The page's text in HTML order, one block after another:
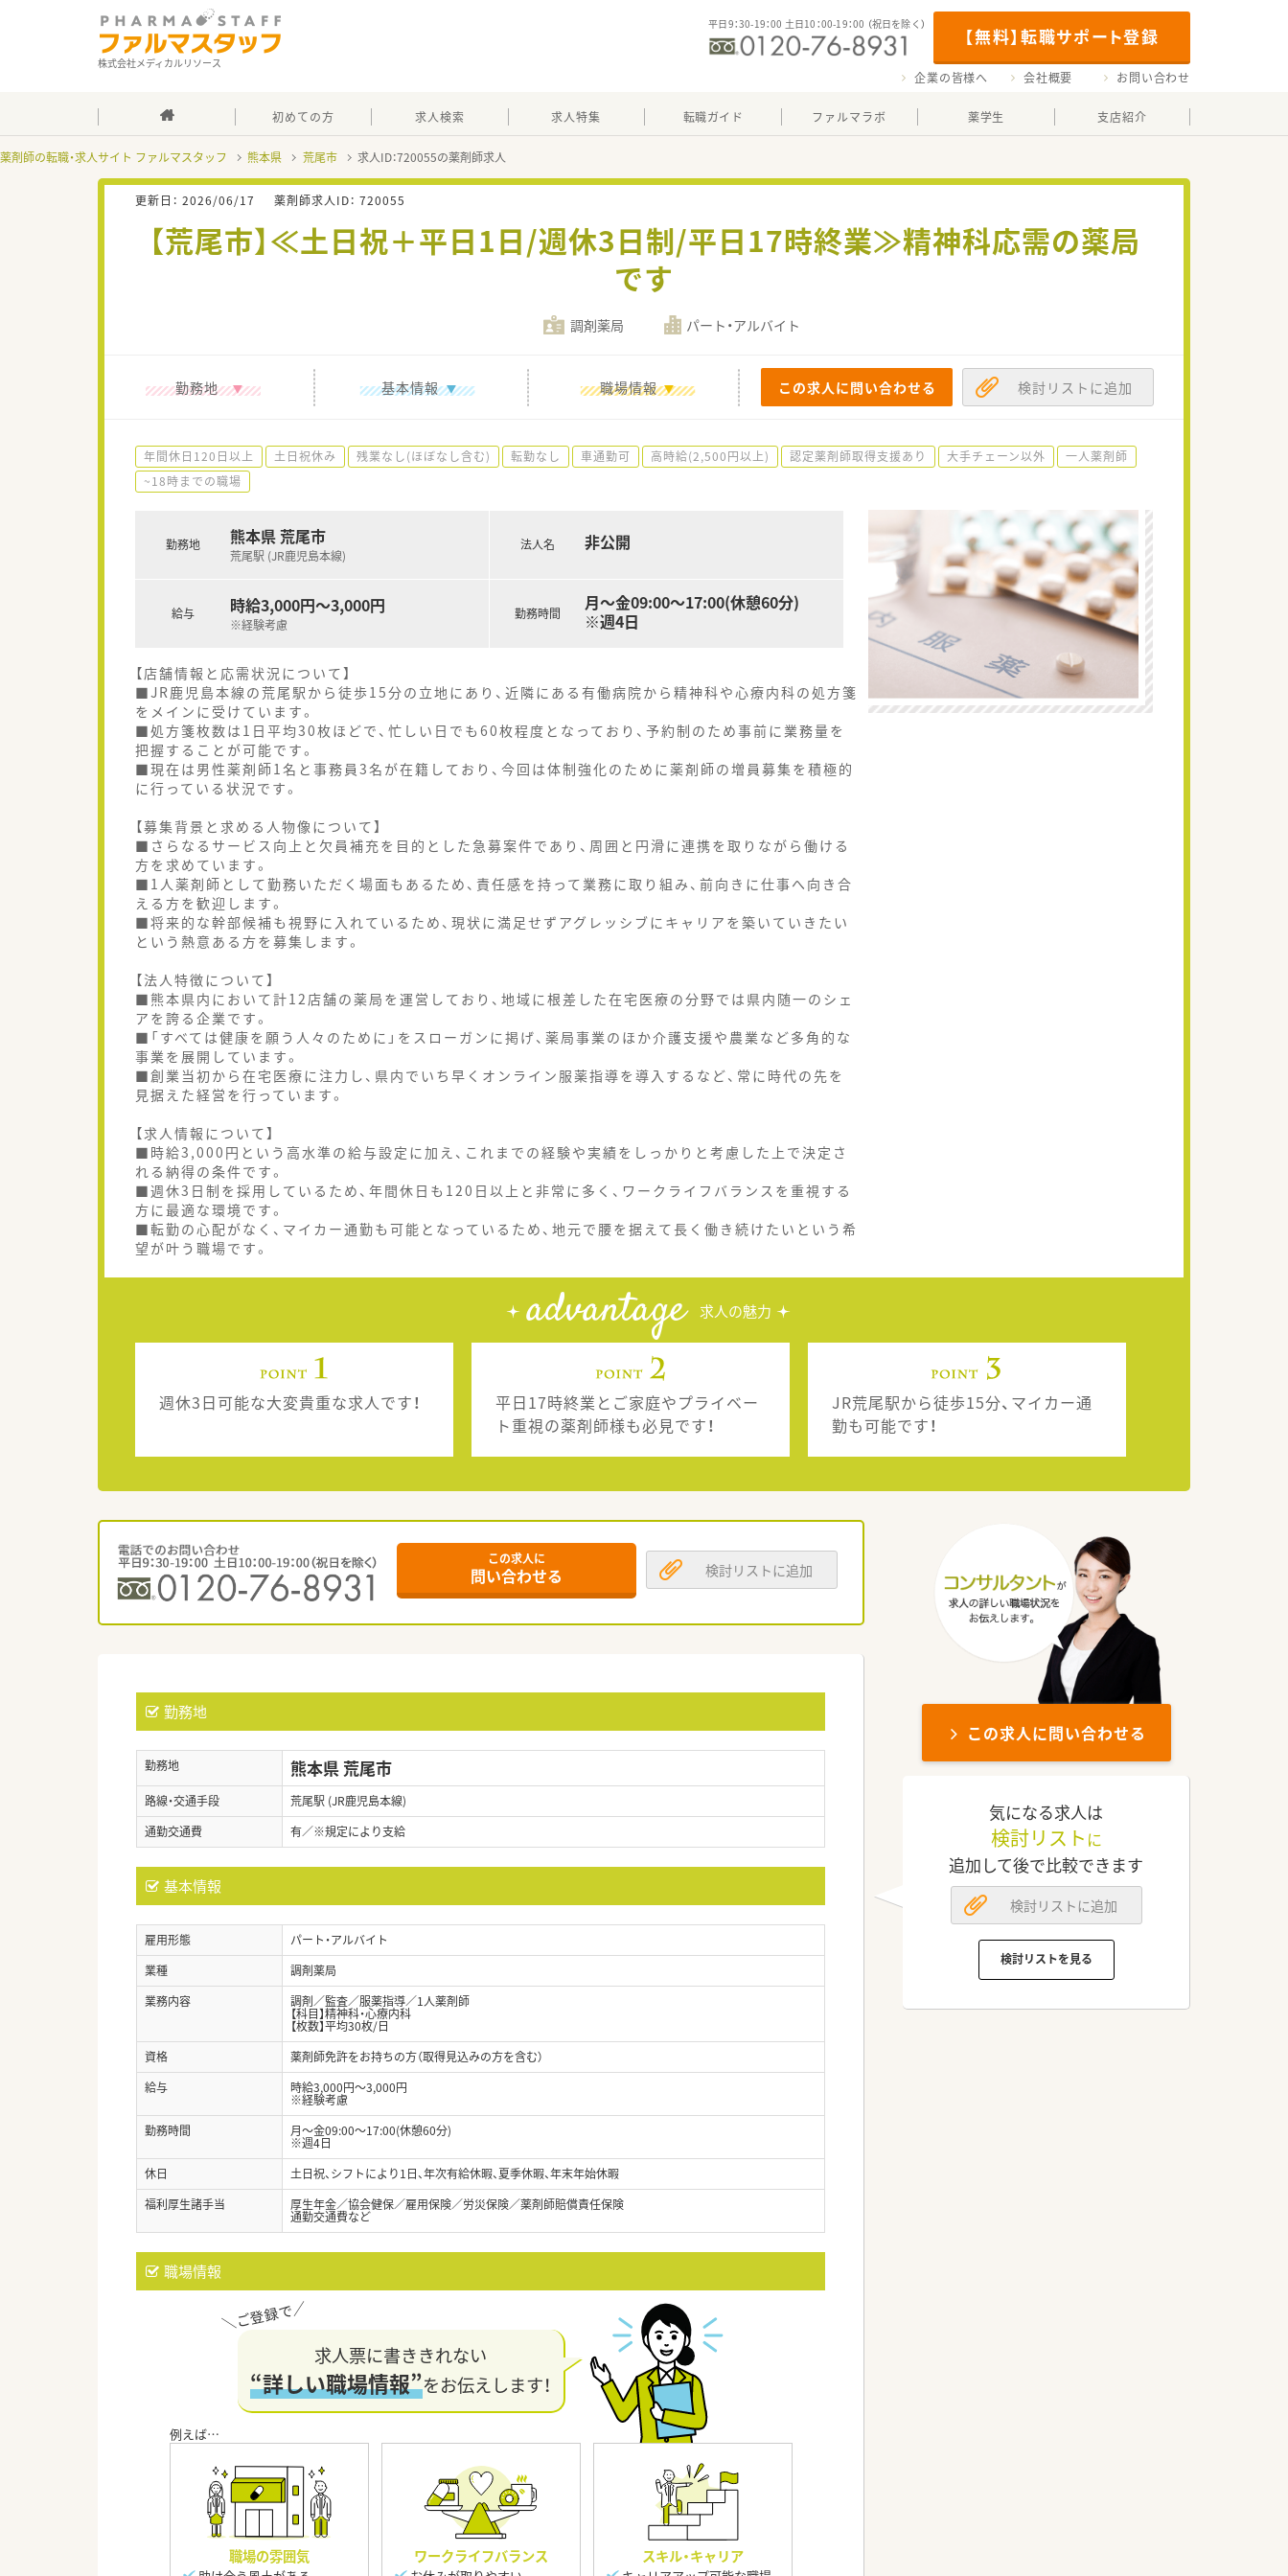
株式会社メディカルリソース
【無料】転職サポート登録
平日9：30-19：00 土日10：00-19：00 （祝日を除く）
企業の皆様へ 会社概要 お問い合わせ
初めての方 求人検索 求人特集 転職ガイド ファルマラボ 薬学生 支店紹介
薬剤師の転職・求人サイト ファルマスタッフ 熊本県 荒尾市 求人ID：720055の薬剤師求人
更新日： 2026/06/17 薬剤師求人ID： 720055
【荒尾市】≪土日祝＋平日1日/週休3日制/平日17時終業≫精神科応需の薬局
です
調剤薬局 パート・アルバイト
勤務地 基本情報 職場情報 この求人に問い合わせる 検討リストに追加
年間休日120日以上 土日祝休み 残業なし(ほぼなし含む) 転勤なし 車通勤可 高時給(2,500円以上) 認定薬剤師取得支援あり 大手チェーン以外
一人薬剤師
~18時までの職場
勤務地 熊本県 荒尾市
荒尾駅 (JR鹿児島本線)
給与 時給3,000円～3,000円
※経験考慮
法人名 非公開
勤務時間
月～金09:00～17:00(休憩60分)
※週4日
【店舗情報と応需状況について】
■JR鹿児島本線の荒尾駅から徒歩15分の立地にあり、近隣にある有働病院から精神科や心療内科の処方箋
をメインに受けています。
■処方箋枚数は1日平均30枚ほどで、忙しい日でも60枚程度となっており、予約制のため事前に業務量を
把握することが可能です。
■現在は男性薬剤師1名と事務員3名が在籍しており、今回は体制強化のために薬剤師の増員募集を積極的
に行っている状況です。
【募集背景と求める人物像について】
■さらなるサービス向上と欠員補充を目的とした急募案件であり、周囲と円滑に連携を取りながら働ける
方を求めています。
■1人薬剤師として勤務いただく場面もあるため、責任感を持って業務に取り組み、前向きに仕事へ向き合
える方を歓迎します。
■将来的な幹部候補も視野に入れているため、現状に満足せずアグレッシブにキャリアを築いていきたい
という熱意ある方を募集します。
【法人特徴について】
■熊本県内において計12店舗の薬局を運営しており、地域に根差した在宅医療の分野では県内随一のシェ
アを誇る企業です。
■「すべては健康を願う人々のために」をスローガンに掲げ、薬局事業のほか介護支援や農業など多角的な
事業を展開しています。
■創業当初から在宅医療に注力し、県内でいち早くオンライン服薬指導を導入するなど、常に時代の先を
見据えた経営を行っています。
【求人情報について】
■時給3,000円という高水準の給与設定に加え、これまでの経験や実績をしっかりと考慮した上で決定さ
れる納得の条件です。
■週休3日制を採用しているため、年間休日も120日以上と非常に多く、ワークライフバランスを重視する
方に最適な環境です。
■転勤の心配がなく、マイカー通勤も可能となっているため、地元で腰を据えて長く働き続けたいという希
望が叶う職場です。
advantage 求人の魅力
週休3日可能な大変貴重な求人です！
平日17時終業とご家庭やプライベー
ト重視の薬剤師様も必見です！
JR荒尾駅から徒歩15分、マイカー通
勤も可能です！
この求人に
問い合わせる 検討リストに追加
勤務地
勤務地 熊本県 荒尾市
路線・交通手段
荒尾駅 (JR鹿児島本線)
通勤交通費
有／※規定により支給
基本情報
雇用形態
パート・アルバイト
業種
調剤薬局
業務内容
調剤／監査／服薬指導／1人薬剤師
【科目】精神科・心療内科
【枚数】平均30枚/日
資格
薬剤師免許をお持ちの方（取得見込みの方を含む）
給与
時給3,000円～3,000円
※経験考慮
勤務時間
月～金09:00～17:00(休憩60分)
※週4日
休日
土日祝、シフトにより1日、年次有給休暇、夏季休暇、年末年始休暇
福利厚生諸手当
厚生年金／協会健保／雇用保険／労災保険／薬剤師賠償責任保険
通勤交通費など
職場情報
求人票に書ききれない
“詳しい職場情報”をお伝えします！
職場の雰囲気 ワークライフバランス スキル・キャリア
この求人に問い合わせる
気になる求人は
検討リスト に
追加して後で比較できます
検討リストに追加
検討リストを見る